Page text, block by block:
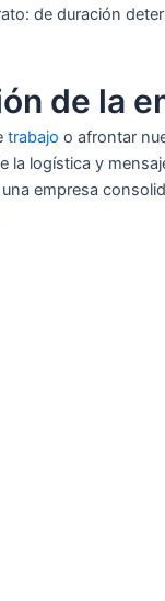
de duración
de la
trabajo o afrontar
la logística y
empresa